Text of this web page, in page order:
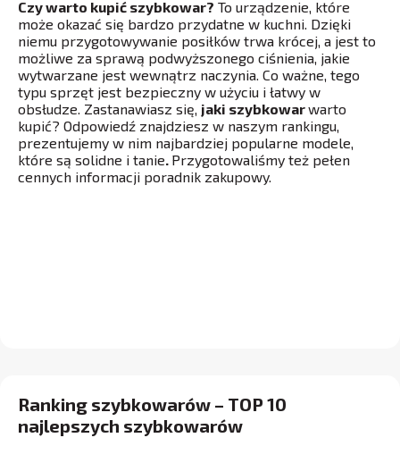
Czy warto kupić szybkowar? To urządzenie, które
może okazać się bardzo przydatne w kuchni. Dzięki
niemu przygotowywanie posiłków trwa krócej, a jest to
możliwe za sprawą podwyższonego ciśnienia, jakie
wytwarzane jest wewnątrz naczynia. Co ważne, tego
typu sprzęt jest bezpieczny w użyciu i łatwy w
obsłudze. Zastanawiasz się, jaki szybkowarwarto
kupić? Odpowiedź znajdziesz w naszym rankingu,
prezentujemy w nim najbardziej popularne modele,
które są solidne i tanie. Przygotowaliśmy też pełen
cennych informacji poradnik zakupowy.
Ranking szybkowarów – TOP 10
najlepszych szybkowarów